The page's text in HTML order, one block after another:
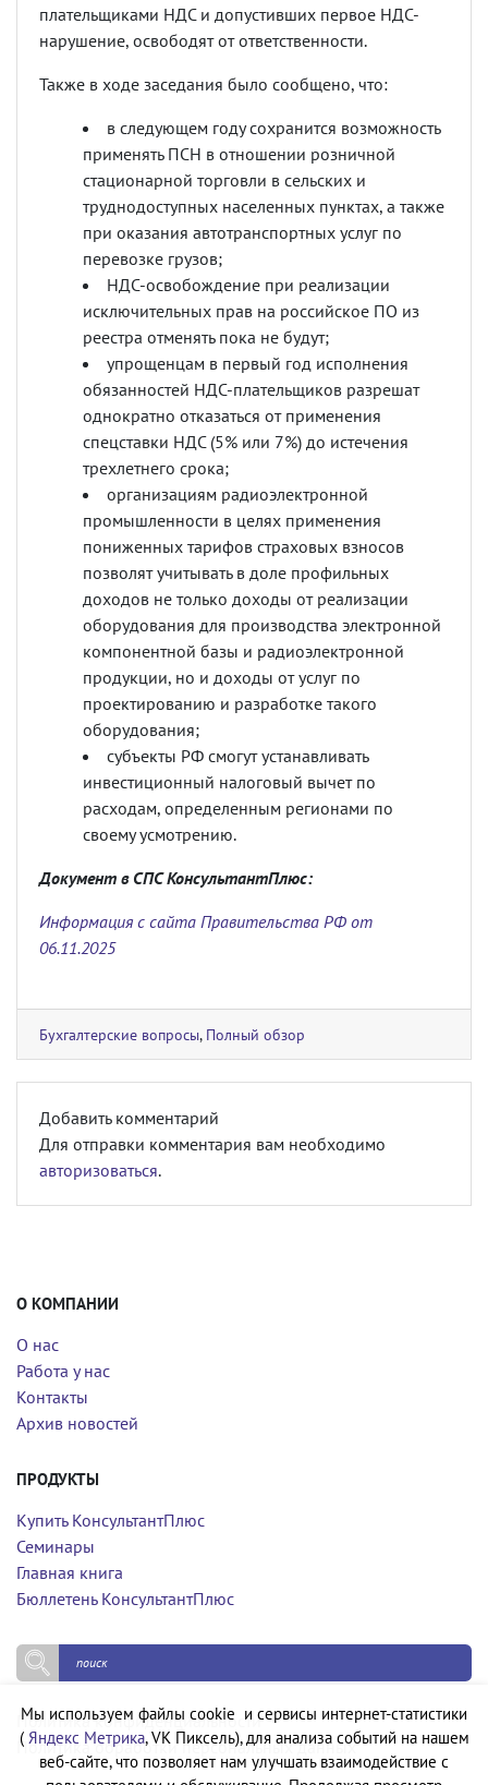
плательщиками НДС и допустивших первое НДС-
нарушение, освободят от ответственности.
Также в ходе заседания было сообщено, что:
в следующем году сохранится возможность
применять ПСН в отношении розничной
стационарной торговли в сельских и
труднодоступных населенных пунктах, а также
при оказания автотранспортных услуг по
перевозке грузов;
НДС-освобождение при реализации
исключительных прав на российское ПО из
реестра отменять пока не будут;
упрощенцам в первый год исполнения
обязанностей НДС-плательщиков разрешат
однократно отказаться от применения
спецставки НДС (5% или 7%) до истечения
трехлетнего срока;
организациям радиоэлектронной
промышленности в целях применения
пониженных тарифов страховых взносов
позволят учитывать в доле профильных
доходов не только доходы от реализации
оборудования для производства электронной
компонентной базы и радиоэлектронной
продукции, но и доходы от услуг по
проектированию и разработке такого
оборудования;
субъекты РФ смогут устанавливать
инвестиционный налоговый вычет по
расходам, определенным регионами по
своему усмотрению.
Документ в СПС КонсультантПлюс:
Информация с сайта Правительства РФ от
06.11.2025
Бухгалтерские вопросы, Полный обзор
Добавить комментарий
Для отправки комментария вам необходимо
авторизоваться.
О КОМПАНИИ
О нас
Работа у нас
Контакты
Архив новостей
ПРОДУКТЫ
Купить КонсультантПлюс
Семинары
Главная книга
Бюллетень КонсультантПлюс
Политика конфиденциальности
Политика обработки персональных данных
Мы используем файлы cookie и сервисы интернет-статистики
( Яндекс Метрика, VK Пиксель), для анализа событий на нашем
веб-сайте, что позволяет нам улучшать взаимодействие с